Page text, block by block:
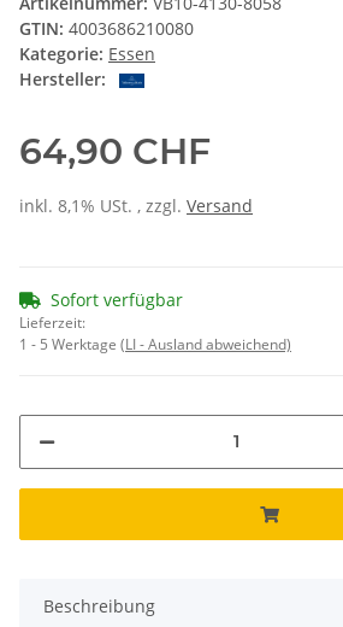
GTIN: 4003686210080
Kategorie: Essen
Hersteller:
64,90 CHF
inkl. 8,1% USt. , zzgl. Versand
Sofort verfügbar
Lieferzeit:
1 - 5 Werktage (LI - Ausland abweichend)
Beschreibung